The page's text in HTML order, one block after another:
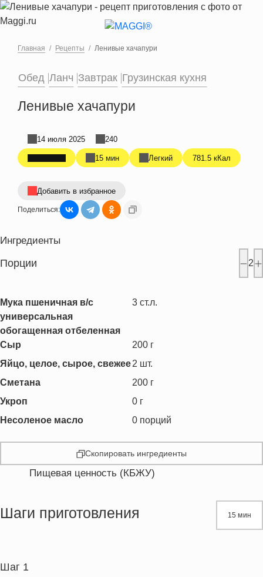
Перейти к основному содержанию
Главная Рецепты Ленивые хачапури
Обед Ланч Завтрак Грузинская кухня
Ленивые хачапури
15 мин Легкий 781.5 кКал
14 июля 2025 240
Добавить в избранное
Поделиться:
Ингредиенты
Порции 2
Мука пшеничная в/с
универсальная
обогащенная отбеленная
3 ст.л.
Сыр 200 г
Яйцо, целое, сырое, свежее2 шт.
Сметана
200 г
Укроп
0 г
Несоленое масло
0 порций
Скопировать ингредиенты
Пищевая ценность (КБЖУ)
Жиры
Пищевые волокна
Шаги приготовления 15 мин
Шаг 1